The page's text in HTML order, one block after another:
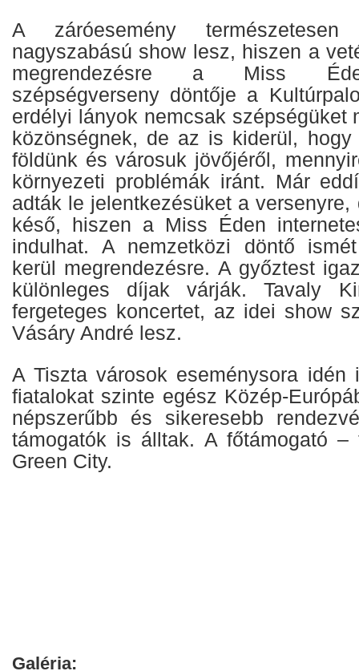
A záróesemény
nagyszabású show lesz, hiszen a
megrendezésre a Miss
szépségverseny döntője a
erdélyi lányok nemcsak szépségüket
közönségnek, de az is kiderül,
földünk és városuk jövőjéről,
környezeti problémák iránt. Már
adták le jelentkezésüket a
késő, hiszen a Miss Éden
indulhat. A nemzetközi döntő
kerül megrendezésre. A győztest
különleges díjak várják. Tavaly
fergeteges koncertet, az idei show
Vásáry André lesz.
A Tiszta városok eseménysora idén
fiatalokat szinte egész Közép-
népszerűbb és sikeresebb
támogatók is álltak. A főtámogató
Green City.
Galéria: